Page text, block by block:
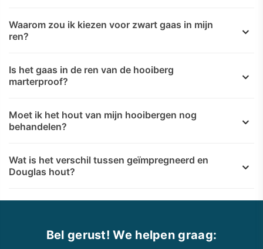
Waarom zou ik kiezen voor zwart gaas in mijn
ren?
Is het gaas in de ren van de hooiberg
marterproof?
Moet ik het hout van mijn hooibergen nog
behandelen?
Wat is het verschil tussen geïmpregneerd en
Douglas hout?
Bel gerust! We helpen graag: